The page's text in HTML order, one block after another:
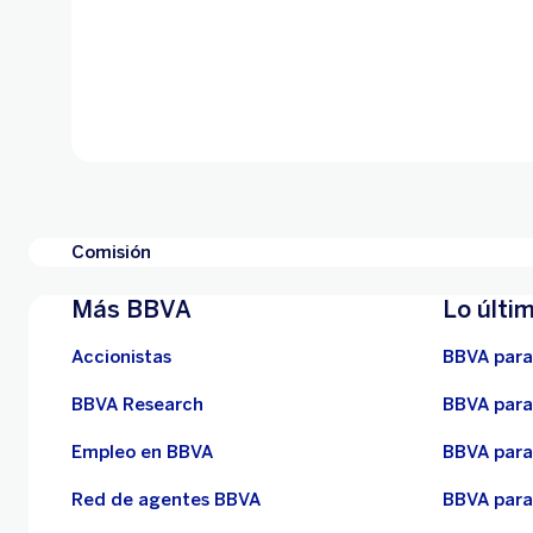
Comisión
Más BBVA
Accionistas
BBVA Research
Empleo en BBVA
Red de agentes BBVA
Lo
BBVA
BBVA
BBVA
BBVA